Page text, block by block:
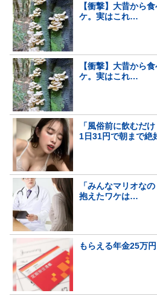
【衝撃】大昔から
ケ。実はこれ…
【衝撃】大昔から
ケ。実はこれ…
「風俗前に飲むだ
1日31円で朝まで絶
「みんなマリオな
抱えたワケは…
もらえる年金25万